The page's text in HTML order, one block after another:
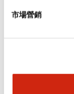
市場營銷